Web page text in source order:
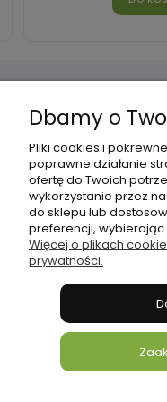
Dbamy o
Pliki cookies i
poprawne działanie
ofertę do Twoich
wykorzystanie przez
do sklepu lub
preferencji, wybierając
Więcej o plikach
prywatności.